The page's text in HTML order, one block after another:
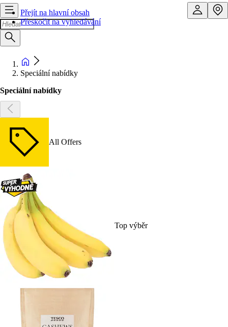
Přejít na hlavní obsah
Přeskočit na vyhledávání
Speciální nabídky
Speciální nabídky
All Offers
Top výběr